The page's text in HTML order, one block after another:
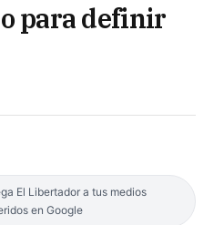
para definir
El Libertador a tus medios
en Google